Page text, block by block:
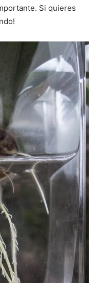
Si quieres